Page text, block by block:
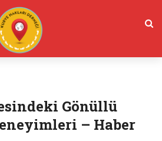
Gönüllü
– Haber